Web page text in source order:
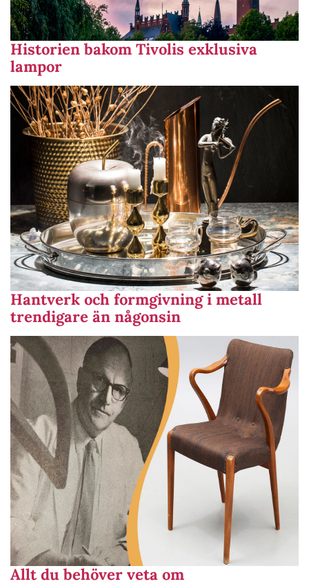
Historien bakom Tivolis exklusiva
lampor
Hantverk och formgivning i metall
trendigare än någonsin
Allt du behöver veta om